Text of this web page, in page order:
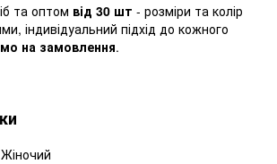
та оптом від 30 шт - розміри та колір
індивідуальний підхід до кожного
на замовлення.
Жіночий